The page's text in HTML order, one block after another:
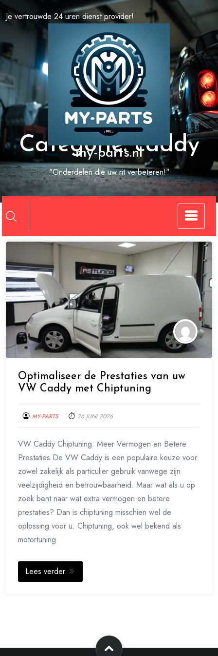
Spring
naar
inhoud
Je vertrouwde 24 uren dienst provider!
my-parts.nl
"Onderdelen die uw rit verbeteren!"
Categorie:caddy
Optimaliseer de Prestaties van uw
VW Caddy met Chiptuning
MY-PARTS 26 JUNI 2026
VW Caddy Chiptuning: Meer Vermogen en Betere
Prestaties De VW Caddy is een populaire keuze voor
zowel zakelijk als particulier gebruik vanwege zijn
veelzijdigheid en betrouwbaarheid. Maar wat als u op
zoek bent naar wat extra vermogen en betere
prestaties? Dan is chiptuning misschien wel de
oplossing voor u. Chiptuning, ook wel bekend als
motortuning
Lees verder